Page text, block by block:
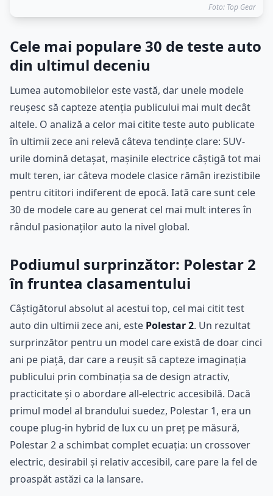
Foto: Top Gear
Cele mai populare 30 de teste auto
din ultimul deceniu
Lumea automobilelor este vastă, dar unele modele
reușesc să capteze atenția publicului mai mult decât
altele. O analiză a celor mai citite teste auto publicate
în ultimii zece ani relevă câteva tendințe clare: SUV-
urile domină detașat, mașinile electrice câștigă tot mai
mult teren, iar câteva modele clasice rămân irezistibile
pentru cititori indiferent de epocă. Iată care sunt cele
30 de modele care au generat cel mai mult interes în
rândul pasionaților auto la nivel global.
Podiumul surprinzător: Polestar 2
în fruntea clasamentului
Câștigătorul absolut al acestui top, cel mai citit test
auto din ultimii zece ani, este Polestar 2. Un rezultat
surprinzător pentru un model care există de doar cinci
ani pe piață, dar care a reușit să capteze imaginația
publicului prin combinația sa de design atractiv,
practicitate și o abordare all-electric accesibilă. Dacă
primul model al brandului suedez, Polestar 1, era un
coupe plug-in hybrid de lux cu un preț pe măsură,
Polestar 2 a schimbat complet ecuația: un crossover
electric, desirabil și relativ accesibil, care pare la fel de
proaspăt astăzi ca la lansare.